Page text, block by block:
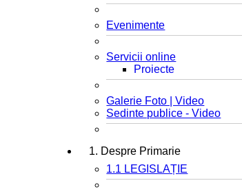
Evenimente
Servicii online
Proiecte
Galerie Foto | Video
Sedinte publice - Video
1. Despre Primarie
1.1 LEGISLAȚIE